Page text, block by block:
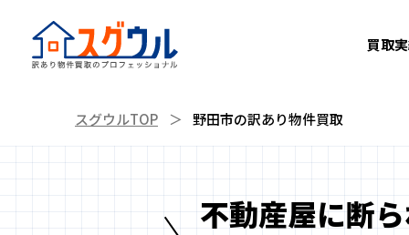
買取
スグウルTOP 野田市の訳あり物件買取
不動産屋に断